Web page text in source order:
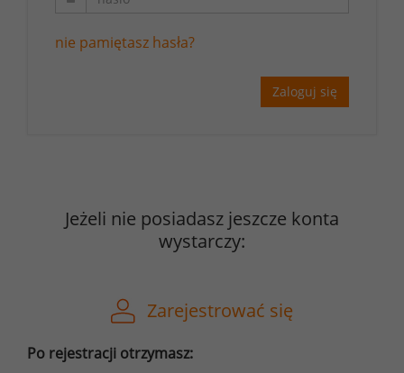
nie pamiętasz hasła?
Zaloguj się
Jeżeli nie posiadasz jeszcze konta
wystarczy:
Zarejestrować się
Po rejestracji otrzymasz: